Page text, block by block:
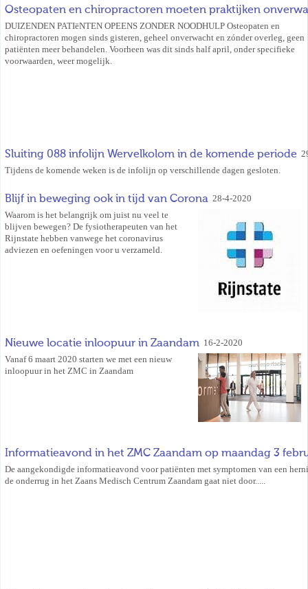
Osteopaten en chiropractoren moeten praktijken
DUIZENDEN PATIëNTEN OPEENS ZONDER NOODHULP Osteopaten en
chiropractoren mogen sinds gisteren, geheel onverwacht en zónder overleg, geen
patiënten meer behandelen. Voorheen was dit sinds half april, onder specifieke
voorwaarden, weer mogelijk.
Sluiting 088 infolijn Wervelkolom in de komende periode
Tijdens de komende weken is de infolijn op verschillende dagen gesloten.
Blijf in beweging ook in tijd van Corona 28-4-2020
Waarom is het belangrijk om juist nu veel te
blijven bewegen? De fysiotherapeuten van het
Rijnstate hebben vanwege het coronavirus
adviezen en oefeningen voor u verzameld.
Nieuwe locatie inloopuur in Zaandam 16-2-2020
Vanaf 6 maart 2020 starten we met een nieuw
inloopuur in het ZMC in Zaandam
Informatieavond in het ZMC Zaandam op maandag 3
De aangekondigde informatieavond voor patiënten met symptomen van een
de onderrug in het Zaans Medisch Centrum Zaandam gaat niet door.....